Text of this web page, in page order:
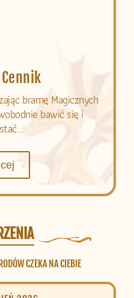
bramę Magicznych
bawić się i
CZEKA NA CIEBIE